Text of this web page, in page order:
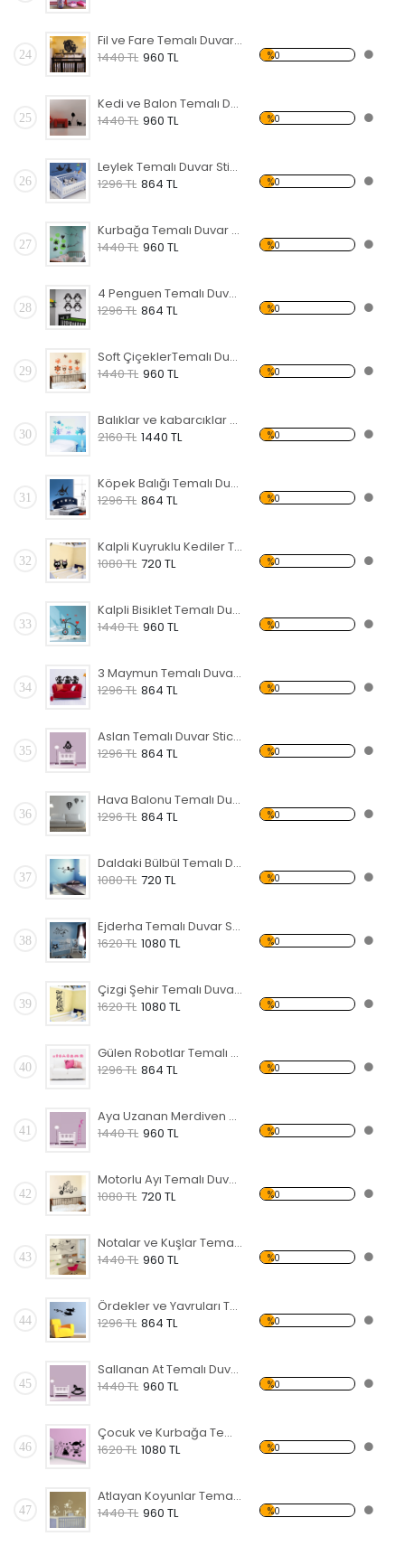
24
Fil ve Fare Temalı Duvar Sticker
1440 TL 960 TL %0
25
Kedi ve Balon Temalı Duvar Sticker
1440 TL 960 TL %0
26
Leylek Temalı Duvar Sticker
1296 TL 864 TL %0
27
Kurbağa Temalı Duvar Sticker
1440 TL 960 TL %0
28
4 Penguen Temalı Duvar Sticker
1296 TL 864 TL %0
29
Soft ÇiçeklerTemalı Duvar Sticker
1440 TL 960 TL %0
30
Balıklar ve kabarcıklar Temalı Duvar Sticker
2160 TL 1440 TL %0
31
Köpek Balığı Temalı Duvar Sticker
1296 TL 864 TL %0
32
Kalpli Kuyruklu Kediler Temalı Duvar Sticker
1080 TL 720 TL %0
33
Kalpli Bisiklet Temalı Duvar Sticker
1440 TL 960 TL %0
34
3 Maymun Temalı Duvar Sticker
1296 TL 864 TL %0
35
Aslan Temalı Duvar Sticker
1296 TL 864 TL %0
36
Hava Balonu Temalı Duvar Sticker
1296 TL 864 TL %0
37
Daldaki Bülbül Temalı Duvar Sticker
1080 TL 720 TL %0
38
Ejderha Temalı Duvar Sticker
1620 TL 1080 TL %0
39
Çizgi Şehir Temalı Duvar Sticker
1620 TL 1080 TL %0
40
Gülen Robotlar Temalı Duvar Sticker
1296 TL 864 TL %0
41
Aya Uzanan Merdiven Temalı Duvar Sticker
1440 TL 960 TL %0
42
Motorlu Ayı Temalı Duvar Sticker
1080 TL 720 TL %0
43
Notalar ve Kuşlar Temalı Duvar Sticker
1440 TL 960 TL %0
44
Ördekler ve Yavruları Temalı Duvar Sticker
1296 TL 864 TL %0
45
Sallanan At Temalı Duvar Sticker
1440 TL 960 TL %0
46
Çocuk ve Kurbağa Temalı Duvar Sticker
1620 TL 1080 TL %0
47
Atlayan Koyunlar Temalı Duvar Sticker
1440 TL 960 TL %0